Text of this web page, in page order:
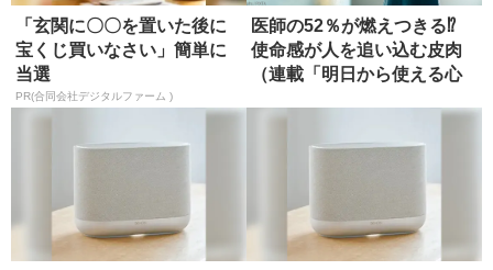
「玄関に〇〇を置いた後に
宝くじ買いなさい」簡単に
当選
PR(合同会社デジタルファーム )
医師の52％が燃えつきる⁉
使命感が人を追い込む皮肉
（連載「明日から使える心